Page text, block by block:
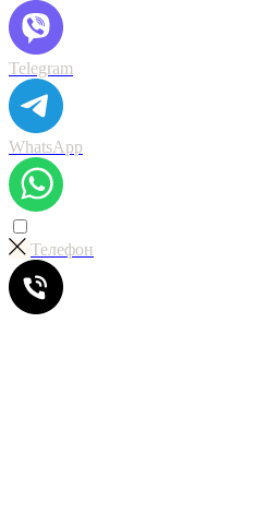
Telegram
WhatsApp
Телефон